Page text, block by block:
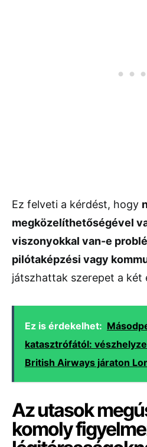
Ez felveti a kérdést, hogy
megközelíthetőségével
viszonyokkal van-e
pilótaképzési vagy
játszhattak szerepet a két
Ez is érdekelhet:
katasztrófától:
British Airways járaton
Az utasok
komoly